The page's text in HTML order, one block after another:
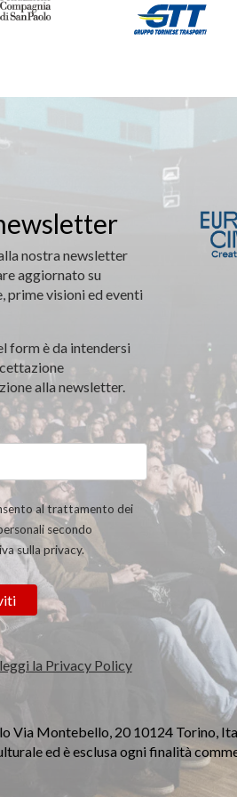
nostra newsletter
aggiornato su
prime visioni ed eventi
form è da intendersi
alla newsletter.
al trattamento dei
secondo
sulla privacy.
la Privacy Policy
Via Montebello, 20 10124 Torino,
ed è esclusa ogni finalità